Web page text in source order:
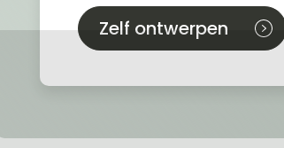
Zelf ontwerpen